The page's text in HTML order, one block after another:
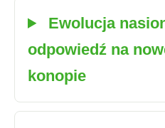
Ewolucja
odpowiedź na
konopie